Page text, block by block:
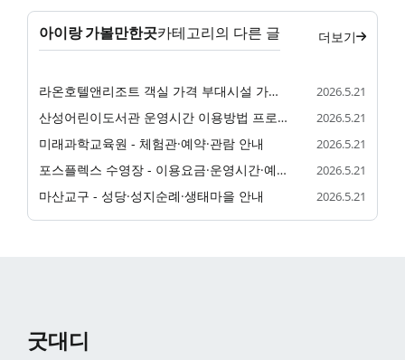
아이랑 가볼만한곳카테고리의 다른 글 더보기
라온호텔앤리조트 객실 가격 부대시설 가족 숙소 정리 2026.5.21
산성어린이도서관 운영시간 이용방법 프로그램 정리 2026.5.21
미래과학교육원 - 체험관·예약·관람 안내 2026.5.21
포스플렉스 수영장 - 이용요금·운영시간·예약 안내 2026.5.21
마산교구 - 성당·성지순례·생태마을 안내 2026.5.21
굿대디